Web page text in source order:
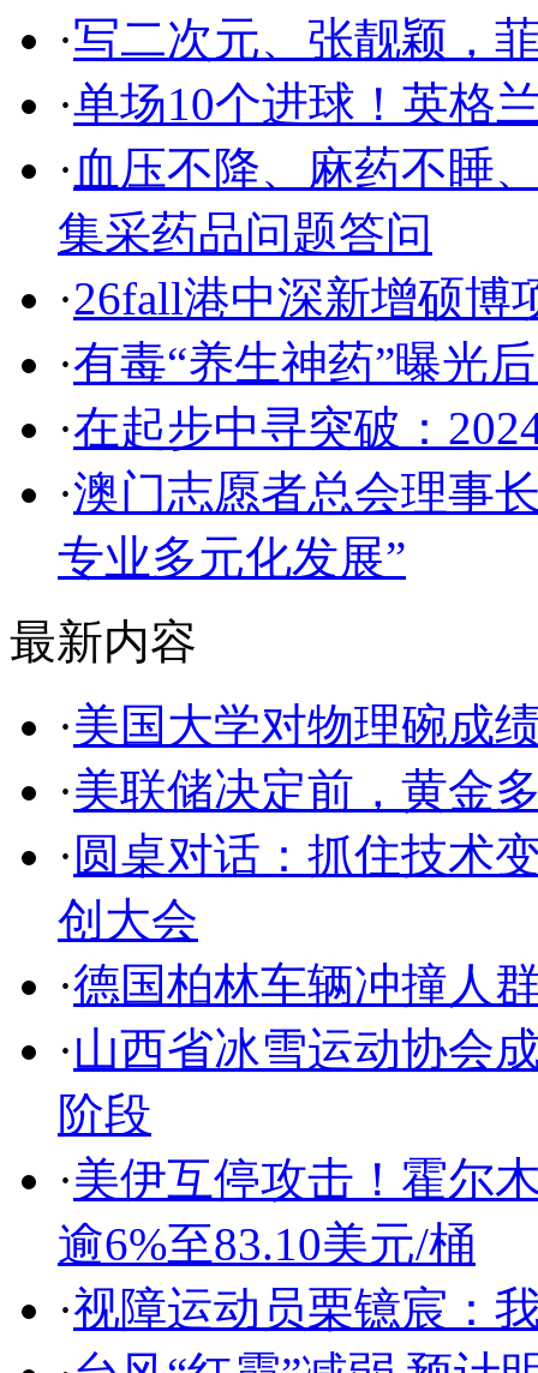
·写二次元、张靓颖，
·单场10个进球！英格
· 血压不降、麻药不睡
集采药品问题答问
·26fall港中深新增硕博
·有毒“养生神药”曝光
·在起步中寻突破：
·澳门志愿者总会理事
专业多元化发展”
最新内容
·美国大学对物理碗成
·美联储决定前，黄金
· 圆桌对话：抓住技术
创大会
·德国柏林车辆冲撞人
·山西省冰雪运动协会
阶段
·美伊互停攻击！霍尔
逾6%至83.10美元/桶
·视障运动员栗镱宸：